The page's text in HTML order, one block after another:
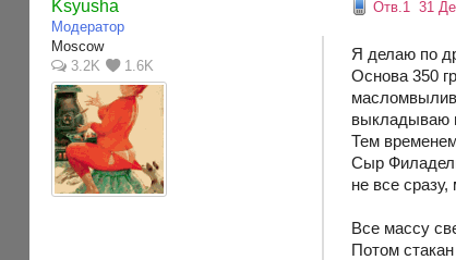
Ksyusha
Модератор
Moscow
3.2K
1.6K
Отв.1 31
Я делаю по
Основа 350
выкладываю
Тем
Сыр
не все
Все массу
Потом